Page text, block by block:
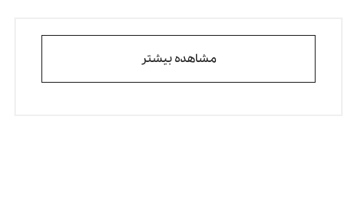
مشاهده بیشتر